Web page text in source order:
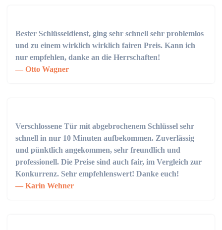
Bester Schlüsseldienst, ging sehr schnell sehr problemlos
und zu einem wirklich wirklich fairen Preis. Kann ich
nur empfehlen, danke an die Herrschaften!
Otto Wagner
Verschlossene Tür mit abgebrochenem Schlüssel sehr
schnell in nur 10 Minuten aufbekommen. Zuverlässig
und pünktlich angekommen, sehr freundlich und
professionell. Die Preise sind auch fair, im Vergleich zur
Konkurrenz. Sehr empfehlenswert! Danke euch!
Karin Wehner